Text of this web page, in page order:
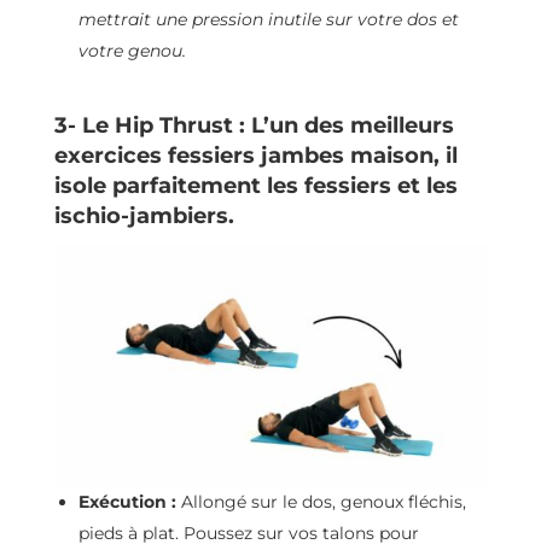
mettrait une pression inutile sur votre dos et
votre genou.
3- Le Hip Thrust : L’un des meilleurs
exercices fessiers jambes maison, il
isole parfaitement les fessiers et les
ischio-jambiers.
Exécution :Allongé sur le dos, genoux fléchis,
pieds à plat. Poussez sur vos talons pour